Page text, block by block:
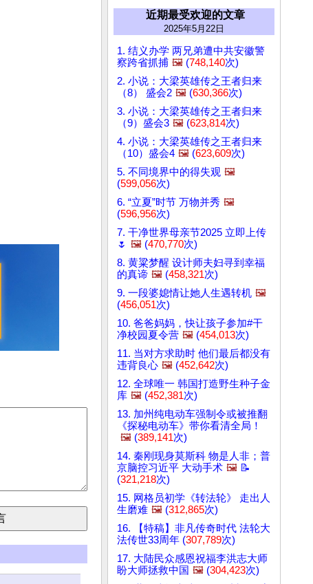
近期最受欢迎的文章
2025年5月22日
1. 结义办学 两兄弟遭中共安徽警
察跨省抓捕 🖼️ (748,140次)
2. 小说：大梁英雄传之王者归来
（8） 盛会2 🖼️ (630,366次)
3. 小说：大梁英雄传之王者归来
（9）盛会3 🖼️ (623,814次)
4. 小说：大梁英雄传之王者归来
（10）盛会4 🖼️ (623,609次)
5. 不同境界中的得失观 🖼️
(599,056次)
6. “立夏”时节 万物并秀 🖼️
(596,956次)
7. 干净世界母亲节2025 立即上传
🌷 🖼️ (470,770次)
8. 黄粱梦醒 设计师夫妇寻到幸福
的真谛 🖼️ (458,321次)
9. 一段婆媳情让她人生遇转机 🖼️
(456,051次)
10. 爸爸妈妈，快让孩子参加#干
净校园夏令营 🖼️ (454,013次)
11. 当对方求助时 他们最后都没有
违背良心 🖼️ (452,642次)
12. 全球唯一 韩国打造野生种子金
库 🖼️ (452,381次)
13. 加州纯电动车强制令或被推翻
《探秘电动车》带你看清全局！
🖼️ (389,141次)
14. 秦刚现身莫斯科 物是人非；普
京脑控习近平 大动手术 🖼️ 📝
(321,218次)
15. 网格员初学《转法轮》 走出人
生磨难 🖼️ (312,865次)
16. 【特稿】非凡传奇时代 法轮大
法传世33周年 (307,789次)
17. 大陆民众感恩祝福李洪志大师
盼大师拯救中国 🖼️ (304,423次)